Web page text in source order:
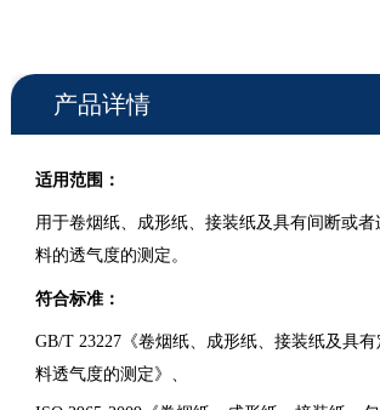
产品详情
适用范围：
用于卷烟纸、成形纸、接装纸及具有间断或
料的透气度的测定。
符合标准：
GB/T 23227《卷烟纸、成形纸、接装纸及具
料透气度的测定》、